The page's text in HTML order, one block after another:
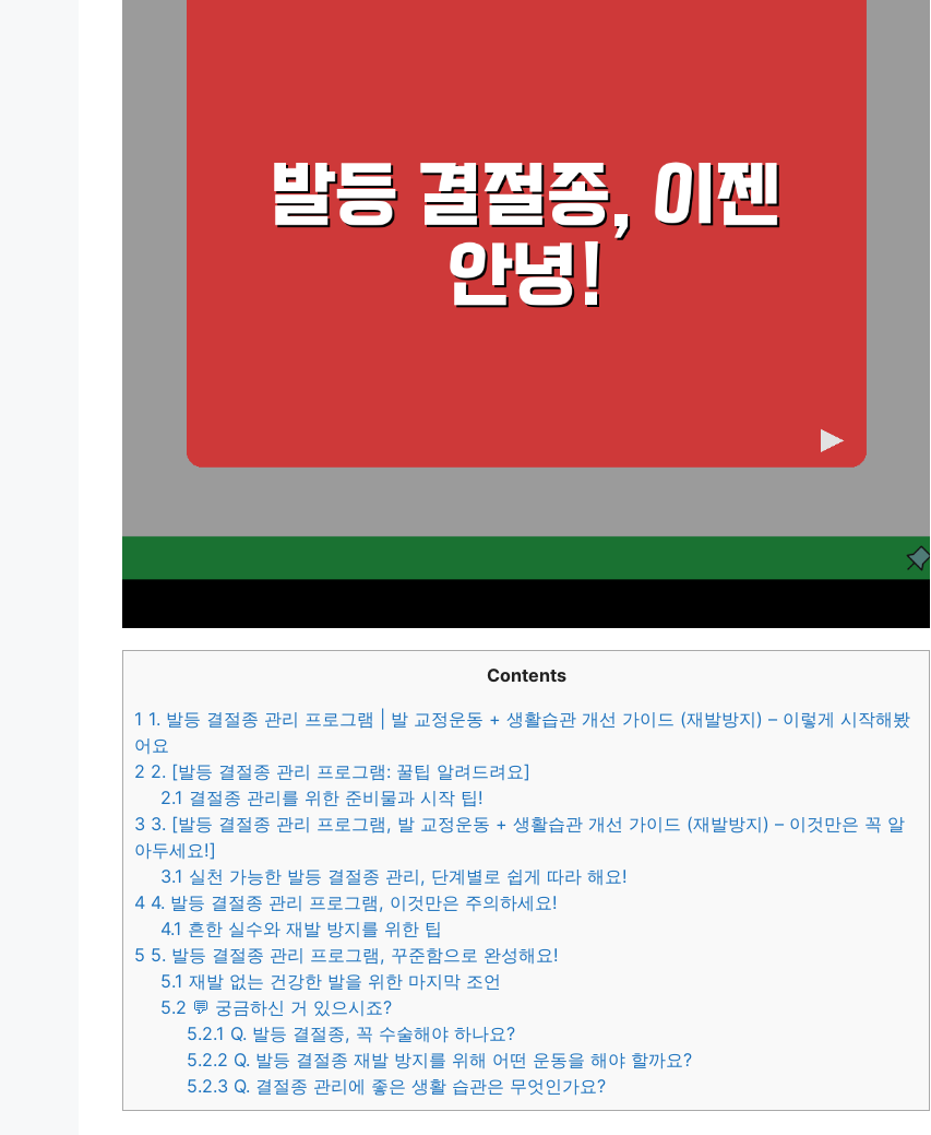
Contents
1 1. 발등 결절종 관리 프로그램 | 발 교정운동 + 생활습관 개선 가이드 (재발방지) – 이렇게 시작해봤
어요
2 2. [발등 결절종 관리 프로그램: 꿀팁 알려드려요]
2.1 결절종 관리를 위한 준비물과 시작 팁!
3 3. [발등 결절종 관리 프로그램, 발 교정운동 + 생활습관 개선 가이드 (재발방지) – 이것만은 꼭 알
아두세요!]
3.1 실천 가능한 발등 결절종 관리, 단계별로 쉽게 따라 해요!
4 4. 발등 결절종 관리 프로그램, 이것만은 주의하세요!
4.1 흔한 실수와 재발 방지를 위한 팁
5 5. 발등 결절종 관리 프로그램, 꾸준함으로 완성해요!
5.1 재발 없는 건강한 발을 위한 마지막 조언
5.2 💬 궁금하신 거 있으시죠?
5.2.1 Q. 발등 결절종, 꼭 수술해야 하나요?
5.2.2 Q. 발등 결절종 재발 방지를 위해 어떤 운동을 해야 할까요?
5.2.3 Q. 결절종 관리에 좋은 생활 습관은 무엇인가요?